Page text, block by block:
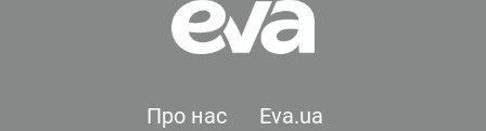
Про нас
Eva.ua